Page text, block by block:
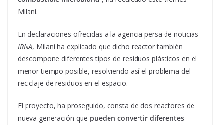
Milani.
En declaraciones ofrecidas a la agencia persa de noticias
IRNA, Milani ha explicado que dicho reactor también
descompone diferentes tipos de residuos plásticos en el
menor tiempo posible, resolviendo así el problema del
reciclaje de residuos en el espacio.
El proyecto, ha proseguido, consta de dos reactores de
nueva generación que pueden convertir diferentes